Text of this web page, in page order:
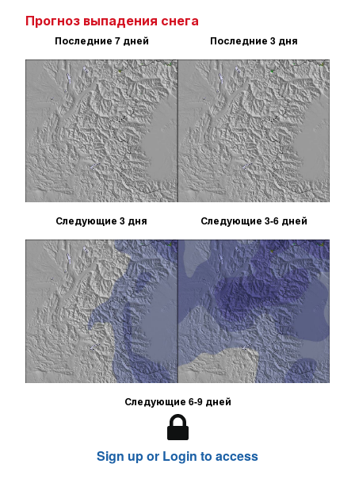
Прогноз выпадения снега
Последние 7 дней Последние 3 дня
Следующие 3 дня Следующие 3-6 дней
Следующие 6-9 дней
Sign up or Login to access